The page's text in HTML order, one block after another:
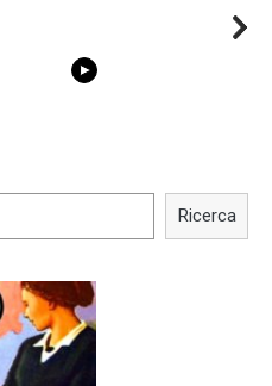
Shocking illusion - Pretty
Ricerca